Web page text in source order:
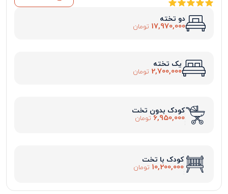
دو تخته
17,970,000 تومان
یک تخته
2,700,000 تومان
کودک بدون تخت
6,950,000 تومان
کودک با تخت
10,200,000 تومان